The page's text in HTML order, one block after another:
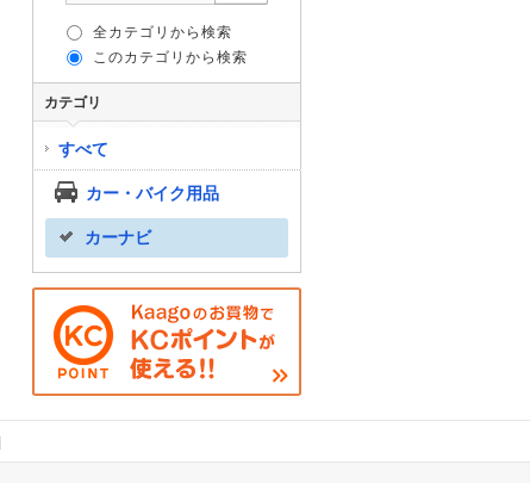
全カテゴリから検索
このカテゴリから検索
カテゴリ
すべて
カー・バイク用品
カーナビ